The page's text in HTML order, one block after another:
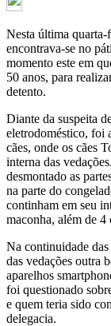
Nesta última
encontrava-se no
momento este em
50 anos, para
detento.
Diante da suspeita
eletrodoméstico, foi
cães, onde os cães
interna das
desmontado as
na parte do
continham em seu
maconha, além de 4
Na continuidade
das vedações outra
aparelhos
foi questionado
e quem teria sido
delegacia.